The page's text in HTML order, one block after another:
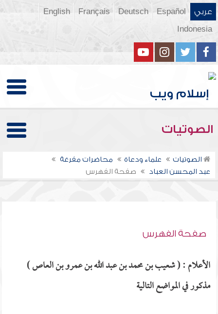
عربي Español
Deutsch
Français
English
Indonesia
الصوتيات
الصوتيات علماء ودعاة
محاضرات مفرغة
عبد المحسن العباد
صفحة الفهرس
صفحة الفهرس
الأعلام : ( شعيب بن محمد بن عبد الله بن عمرو بن العاص )
مذكور في المواضع التالية